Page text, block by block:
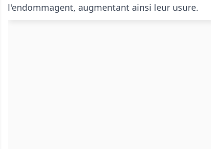
l'endommagent, augmentant ainsi leur usure.